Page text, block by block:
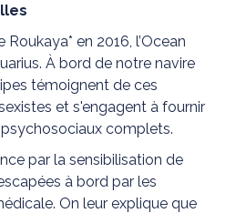
en 2016, l’Ocean
À bord de notre navire
témoignent de ces
et s'engagent à fournir
complets.
par la sensibilisation de
à bord par les
On leur explique que